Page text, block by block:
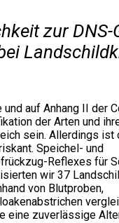
zur
auf Anhang II der
der Arten und
sein. Allerdings ist
Speichel- und
Reflexes für
wir 37
von Blutproben,
eine zuverlässige